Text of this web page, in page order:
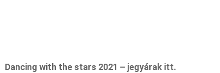
Dancing with the stars 2021 – jegyárak itt.